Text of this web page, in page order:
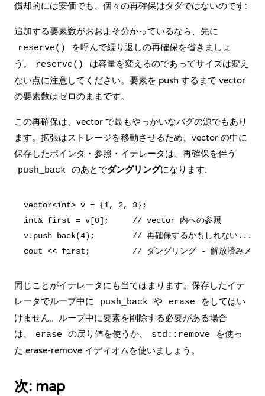
償却的には安価でも、個々の再確保はタダではないのです:
追加する要素数がおおよそ分かっているなら、先に
reserve()
を呼んで繰り返しの再確保を省きましょ
う。
reserve()
は容量を変えるのであってサイズは変え
ない点に注意してください。要素を push するまで vector
の要素数はゼロのままです。
この再確保は、vector で最もやっかいなバグの源でもあり
ます。拡張はストレージを移動させるため、vector の中に
保存したポインタ・参照・イテレータは、再確保を伴う
push_back のあとでダングリングになります:
vector<int> v = {1, 2, 3};
int& first = v[0];     // vector 内への参照
v.push_back(4);        // 再確保するかもしれない...
同じことがイテレータにも当てはまります。保存したイテ
レータでループ中に
push_back や erase
をしてはい
けません。ループ中に要素を削除する必要がある場合
は、
erase の戻り値を使うか、 std::remove
を使っ
た erase-remove イディオムを使いましょう。
次: map